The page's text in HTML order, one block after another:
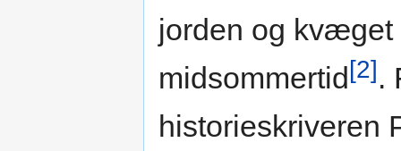
jorden og kvæget
midsommertid [2].
historieskriveren